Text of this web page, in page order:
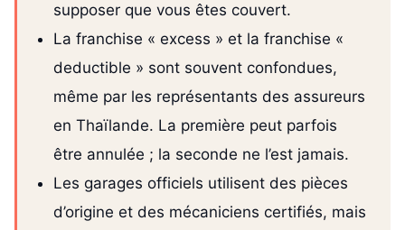
supposer que vous êtes couvert.
La franchise « excess » et la franchise «
deductible » sont souvent confondues,
même par les représentants des assureurs
en Thaïlande. La première peut parfois
être annulée ; la seconde ne l’est jamais.
Les garages officiels utilisent des pièces
d’origine et des mécaniciens certifiés, mais